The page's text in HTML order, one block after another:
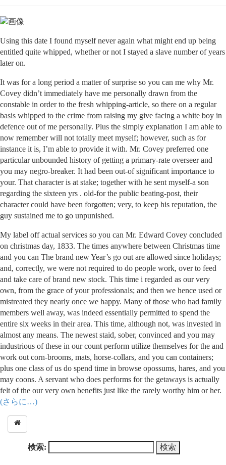
Using this date I found myself never again what might end up being
entitled quite whipped, whether or not I stayed a slave number of years
later on.
It was for a long period a matter of surprise so you can me why Mr.
Covey didn’t immediately have me personally drawn from the
constable in order to the fresh whipping-article, so there on a regular
basis whipped to the crime from raising my give facing a white boy in
defence out of me personally. Plus the simply explanation I am able to
now remember will not totally meet myself; however, such as for
instance it is, I’m able to provide it with. Mr. Covey preferred one
particular unbounded history of getting a primary-rate overseer and
you may negro-breaker. It had been out-of significant importance to
your. That character is at stake; together with he sent myself-a son
regarding the sixteen yrs . old-for the public beating-post, their
character could have been forgotten; very, to keep his reputation, the
guy sustained me to go unpunished.
My label off actual services so you can Mr. Edward Covey concluded
on christmas day, 1833. The times anywhere between Christmas time
and you can The brand new Year’s go out are allowed since holidays;
and, correctly, we were not required to do people work, over to feed
and take care of brand new stock. This time i regarded as our very
own, from the grace of your professionals; and then we hence used or
mistreated they nearly once we happy. Many of those who had family
members well away, was indeed essentially permitted to spend the
entire six weeks in their area. This time, although not, was invested in
almost any means. The newest staid, sober, convinced and you may
industrious of these in our count perform utilize themselves for the and
work out corn-brooms, mats, horse-collars, and you can containers;
plus one class of us do spend time in browse opossums, hares, and you
may coons. A servant who does performs for the getaways is actually
felt of the our very own benefits just like the rarely worthy him or her.
(さらに…)
検索: